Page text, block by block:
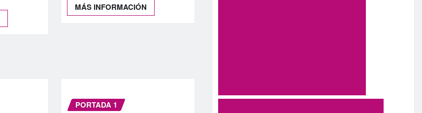
MÁS INFORMACIÓN
PORTADA 1